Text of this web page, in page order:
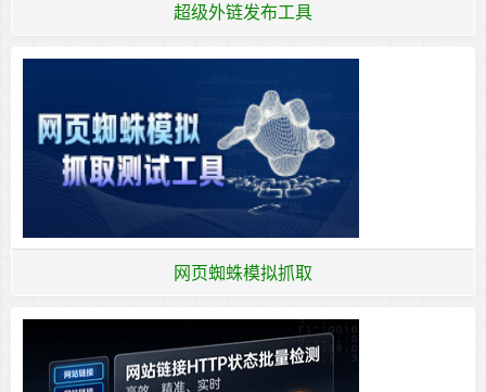
超级外链发布工具
网页蜘蛛模拟抓取